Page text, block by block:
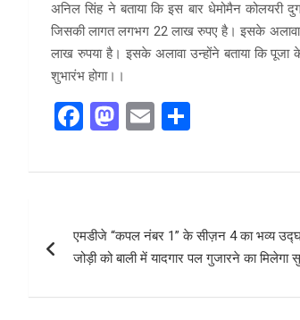
अनिल सिंह ने बताया कि इस बार धेमोमैन कोलयरी
जिसकी लागत लगभग 22 लाख रुपए है। इसके अलावा
लाख रुपया है। इसके अलावा उन्होंने बताया कि
शुभारंभ होगा।।
F
ce
o
o
k
M
st
d
o
n
E
ail ar
navigation
एमडीजे “कपल नंबर 1” के सीज़न 4 का भव्य
जोड़ी को बाली में यादगार पल गुजारने का मिलेगा